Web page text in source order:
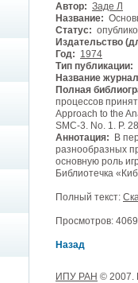
Автор: Заде Л
Название:
Статус:
Издательство
Год: 1974
Тип публикации:
Название
Полная
процессов
Approach to the
SMC-3. No. 1. P.
Аннотация: В
разнообразных
основную роль
Библиотечка
Полный текст:
Просмотров:
Назад
ИПУ РАН © 2007.